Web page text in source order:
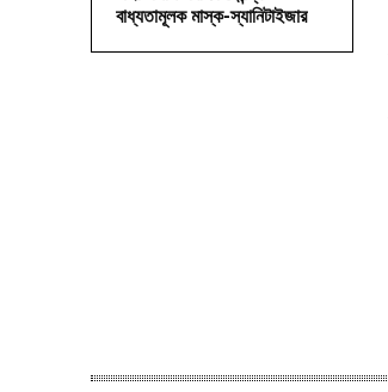
বাধ্যতামূলক মাস্ক-স্যানিটাইজার